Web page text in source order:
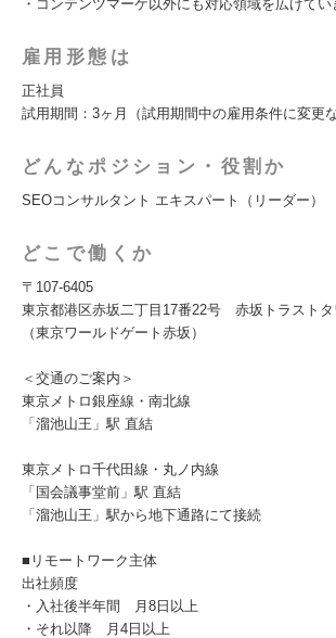
・コンテンツマーケ以外にも対応領域を広げて
雇用形態は
正社員
試用期間：3ヶ月（試用期間中の雇用条件に変更な
どんなポジション・役割か
SEOコンサルタント エキスパート（リーダー）
どこで働くか
〒107-6405
東京都港区赤坂二丁目17番22号 赤坂トラスト
（東京ワールドゲート赤坂）
＜交通のご案内＞
東京メトロ銀座線・南北線
「溜池山王」駅 直結
東京メトロ千代田線・丸ノ内線
「国会議事堂前」駅 直結
「溜池山王」駅から地下通路にて接続
■リモートワーク主体
出社頻度
・入社後半年間 月8日以上
・それ以降 月4日以上